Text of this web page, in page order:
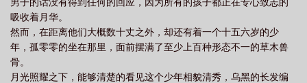
吸收着月华。
然而，在距离他们大概数十丈之外，却还有着一个十五六岁的少
年，孤零零的坐在那里，面前摆满了至少上百种形态不一的草木兽
骨。
月光照耀之下，能够清楚的看见这个少年相貌清秀，乌黑的长发编